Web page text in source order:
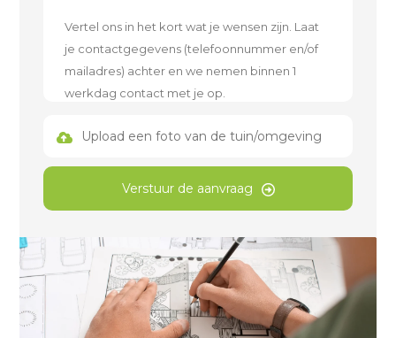
Upload een foto van de tuin/omgeving
Verstuur de aanvraag